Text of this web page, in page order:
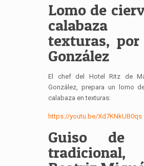
Lomo de
texturas, por
González
El chef del Hotel Ritz de
González, prepara un lomo
calabaza en texturas:
https://youtu.be/Xd7KNkUB0qs
Guiso de